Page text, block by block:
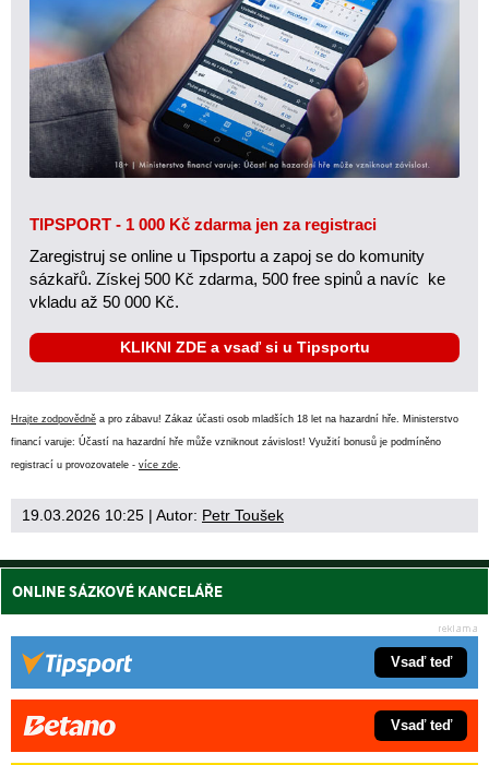
TIPSPORT - 1 000 Kč zdarma jen za registraci
Zaregistruj se online u Tipsportu a zapoj se do komunity
sázkařů. Získej 500 Kč zdarma, 500 free spinů a navíc ke
vkladu až 50 000 Kč.
KLIKNI ZDE a vsaď si u Tipsportu
Hrajte zodpovědně a pro zábavu! Zákaz účasti osob mladších 18 let na hazardní hře. Ministerstvo
financí varuje: Účastí na hazardní hře může vzniknout závislost! Využití bonusů je podmíněno
registrací u provozovatele - více zde.
19.03.2026 10:25 | Autor: Petr Toušek
ONLINE SÁZKOVÉ KANCELÁŘE
Vsaď teď
Vsaď teď